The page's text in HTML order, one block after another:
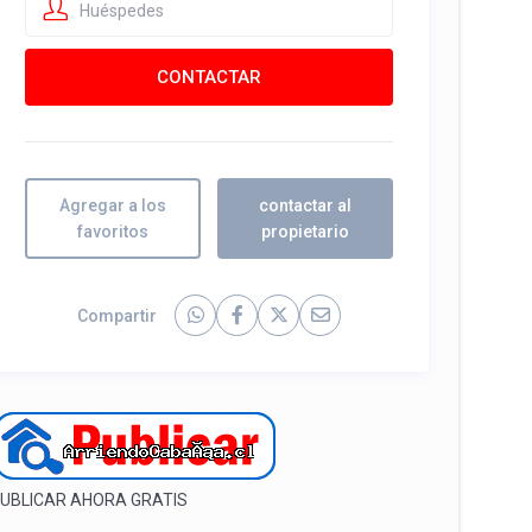
Huéspedes
Agregar a los
favoritos
contactar al
propietario
Compartir
AHORA GRATIS